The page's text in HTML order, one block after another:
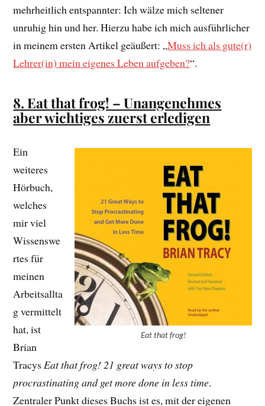
mehrheitlich entspannter: Ich wälze mich seltener
unruhig hin und her. Hierzu habe ich mich ausführlicher
in meinem ersten Artikel geäußert: „Muss ich als gute(r)
Lehrer(in) mein eigenes Leben aufgeben?“.
8. Eat that frog! – Unangenehmes
aber wichtiges zuerst erledigen
Eat that frog!
Ein
weiteres
Hörbuch,
welches
mir viel
Wissenswe
rtes für
meinen
Arbeitsallta
g vermittelt
hat, ist
Brian
TracysEat that frog! 21 great ways to stop
procrastinating and get more done in less time.
Zentraler Punkt dieses Buchs ist es, mit der eigenen